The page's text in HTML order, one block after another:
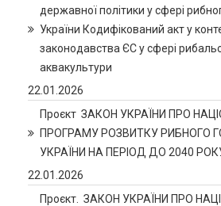
державної політики у сфері
України Кодифікований акт у
законодавства ЄС у сфері
аквакультури
22.01.2026
Проєкт ЗАКОН УКРАЇНИ ПРО
ПРОГРАМУ РОЗВИТКУ РИБНОГО
УКРАЇНИ НА ПЕРІОД ДО 2040
22.01.2026
Проєкт. ЗАКОН УКРАЇНИ ПРО